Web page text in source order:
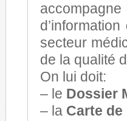
secteur
de la qualité
On lui doit:
– le Dossier
– la Carte